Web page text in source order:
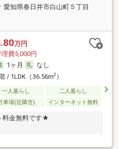
愛知県春日井市白山町５丁目
万円
理費5,000円
1ヶ月
なし
/ 1LDK（36.56m2）
一人暮らし
二人暮らし
車場(近隣含) インターネット無料
料金無料です★